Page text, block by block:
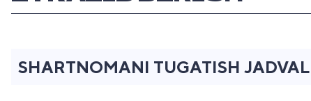
SHARTNOMANI TUGATISH